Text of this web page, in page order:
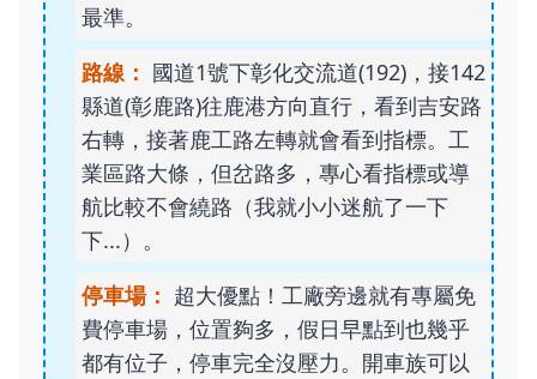
最準。
路線： 國道1號下彰化交流道(192)，接142
縣道(彰鹿路)往鹿港方向直行，看到吉安路
右轉，接著鹿工路左轉就會看到指標。工
業區路大條，但岔路多，專心看指標或導
航比較不會繞路（我就小小迷航了一下
下...）。
停車場： 超大優點！工廠旁邊就有專屬免
費停車場，位置夠多，假日早點到也幾乎
都有位子，停車完全沒壓力。開車族可以